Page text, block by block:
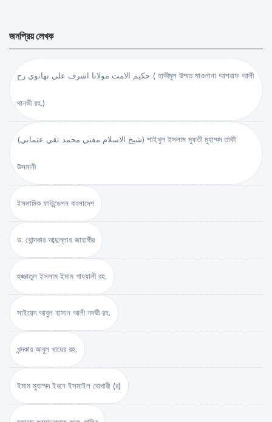
জনপ্রিয় লেখক
حكيم الامت مولانا اشرف علي تهانوي رح ( হাকীমুল উম্মত মাওলানা আশরাফ আলী
থানভী রহ.)
(شيخ الاسلام مفتي محمد تقي عثماني) শাইখুল ইসলাম মুফতী মুহাম্মদ তাকী
উসমানী
ইসলামিক ফাউন্ডেশন বাংলাদেশ
ড. খোন্দকার আব্দুল্লাহ জাহাঙ্গীর
হুজ্জাতুল ইসলাম ইমাম গাযযালী রহ.
সাইয়েদ আবুল হাসান আলী নদভী রহ.
খন্দকার আবুল খায়ের রহ.
ইমাম মুহাম্মদ ইবনে ইসমাইল বোখারী (র)